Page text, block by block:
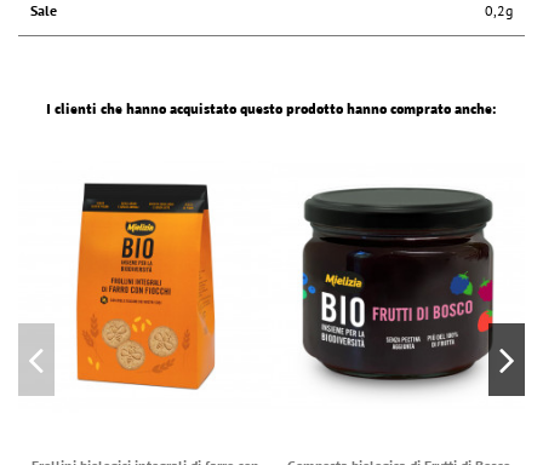
Sale 0,2g
I clienti che hanno acquistato questo prodotto hanno comprato anche: